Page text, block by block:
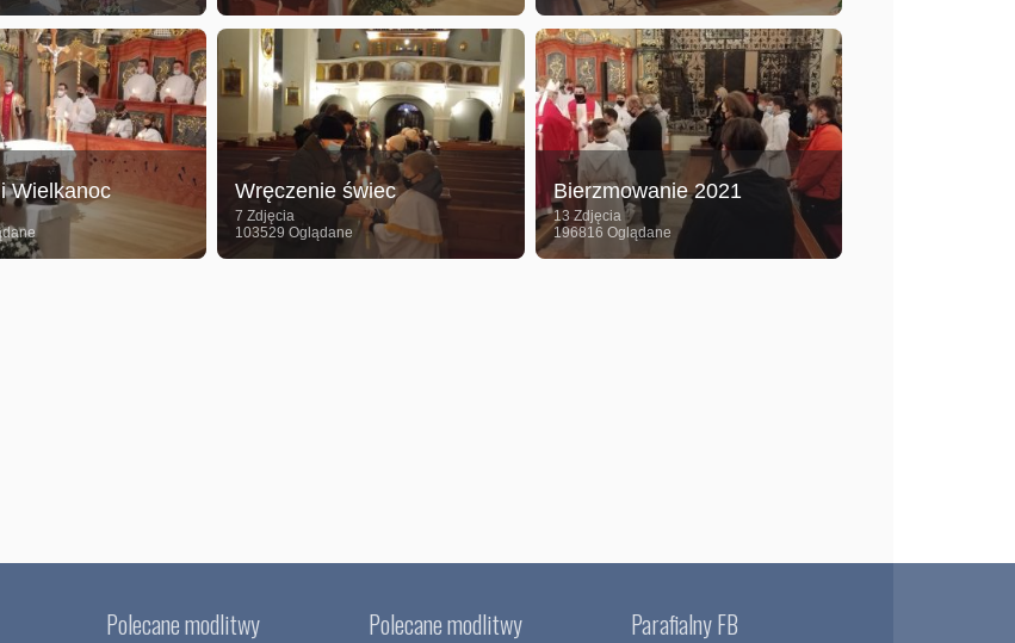
Wielkanoc Wręczenie świec
7 Zdjęcia
103529 Oglądane
Bierzmowanie 2021
13 Zdjęcia
196816 Oglądane
Polecane modlitwy Polecane modlitwy Parafialny FB